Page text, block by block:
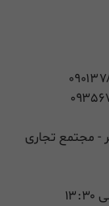
- مجتمع تجاری